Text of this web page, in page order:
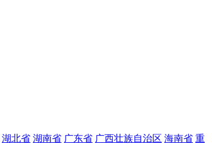
湖北省 湖南省 广东省 广西壮族自治区 海南省 重